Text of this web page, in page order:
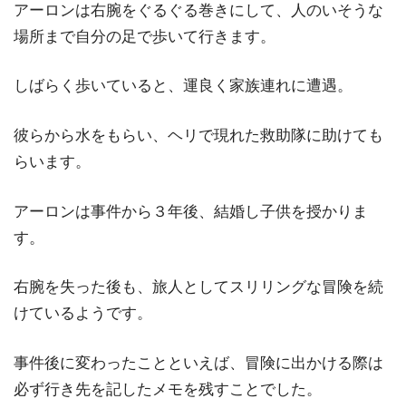
アーロンは右腕をぐるぐる巻きにして、人のいそうな
場所まで自分の足で歩いて行きます。
しばらく歩いていると、運良く家族連れに遭遇。
彼らから水をもらい、ヘリで現れた救助隊に助けても
らいます。
アーロンは事件から３年後、結婚し子供を授かりま
す。
右腕を失った後も、旅人としてスリリングな冒険を続
けているようです。
事件後に変わったことといえば、冒険に出かける際は
必ず行き先を記したメモを残すことでした。